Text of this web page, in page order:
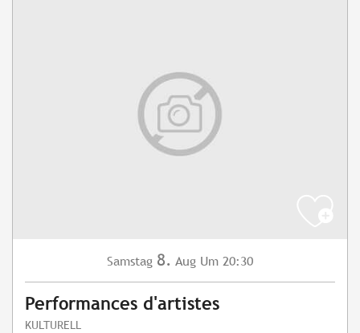
Samstag 8. Aug Um 20:30
Performances d'artistes
KULTURELL